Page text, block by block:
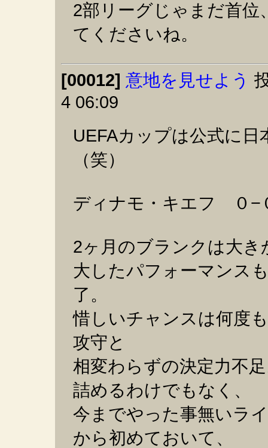
2部リーグじゃまだ首位
てくださいね。
[00012] 意地を見せよう
4 06:09
UEFAカップは公式に
（笑）
ディナモ・キエフ ０
2ヶ月のブランクは大き
大したパフォーマンス
了。
惜しいチャンスは何度
攻守と
相変わらずの決定力不
詰めるわけでもなく、
今までやった事無いラ
から初めておいて、